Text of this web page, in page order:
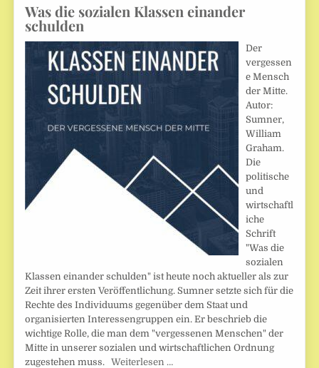
Was die sozialen Klassen einander
schulden
Der
vergessen
e Mensch
der Mitte.
Autor:
Sumner,
William
Graham.
Die
politische
und
wirtschaftl
iche
Schrift
"Was die
sozialen
Klassen einander schulden" ist heute noch aktueller als zur
Zeit ihrer ersten Veröffentlichung. Sumner setzte sich für die
Rechte des Individuums gegenüber dem Staat und
organisierten Interessengruppen ein. Er beschrieb die
wichtige Rolle, die man dem "vergessenen Menschen" der
Mitte in unserer sozialen und wirtschaftlichen Ordnung
zugestehen muss.Weiterlesen …